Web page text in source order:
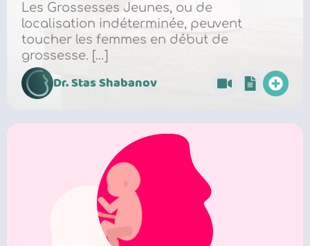
Les Grossesses Jeunes, ou de
localisation indéterminée, peuvent
toucher les femmes en début de
grossesse. […]
Dr. Stas Shabanov